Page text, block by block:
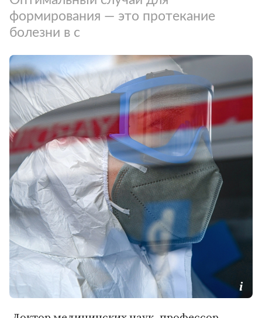
формирования — это протекание
болезни в с